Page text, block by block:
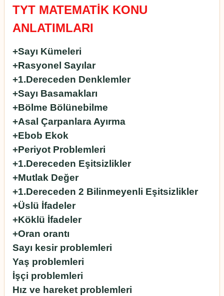
TYT MATEMATİK KONU
ANLATIMLARI
+Sayı Kümeleri
+Rasyonel Sayılar
+1.Dereceden Denklemler
+Sayı Basamakları
+Bölme Bölünebilme
+Asal Çarpanlara Ayırma
+Ebob Ekok
+Periyot Problemleri
+1.Dereceden Eşitsizlikler
+Mutlak Değer
+1.Dereceden 2 Bilinmeyenli Eşitsizlikler
+Üslü İfadeler
+Köklü İfadeler
+Oran orantı
Sayı kesir problemleri
Yaş problemleri
İşçi problemleri
Hız ve hareket problemleri